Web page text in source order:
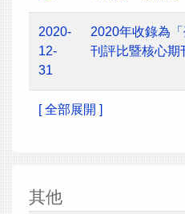
2020-
12-
31
2020年收錄為
刊評比暨核心期
[ 全部展開 ]
其他